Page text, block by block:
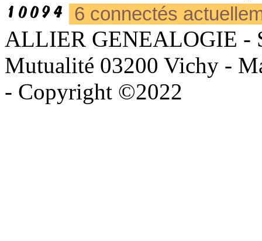
6 connectés
ALLIER GENEALOGIE -
Mutualité 03200 Vichy -
- Copyright ©2022